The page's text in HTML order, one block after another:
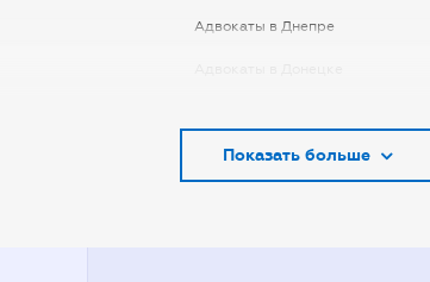
Адвокаты в Днепре
Адвокаты в Киеве
Показать больше